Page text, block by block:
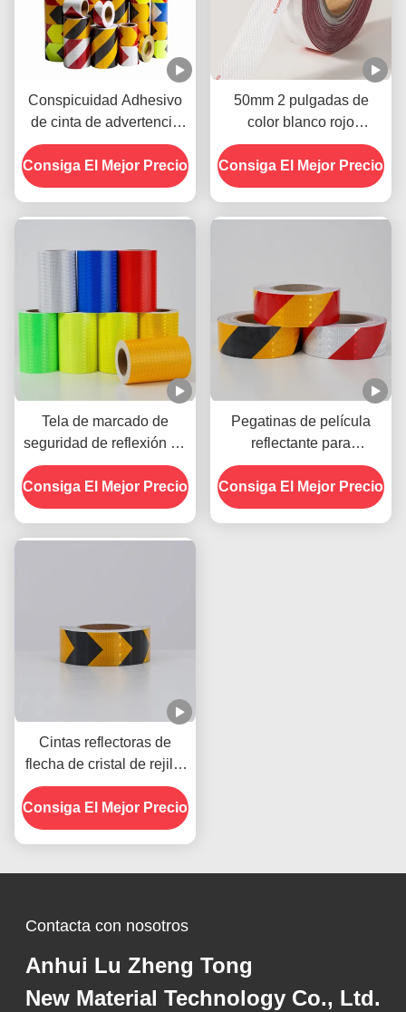
Conspicuidad Adhesivo
de cinta de advertencia
reflectante Biocolor
Negro Y Amarillo
Consiga El Mejor Precio
50mm 2 pulgadas de
color blanco rojo
adhesivo DOT C2
adhesivo de cinta de
seguridad reflectante en
Consiga El Mejor Precio
Tela de marcado de
seguridad de reflexión de
viscosidad de panal de
miel prismático brillante
rentable
Consiga El Mejor Precio
Pegatinas de película
reflectante para
cuadrícula de cristal,
vinilo reflectante
autoadhesivo para
Consiga El Mejor Precio
Cintas reflectoras de
flecha de cristal de rejilla
Cintas reflectoras de
advertencia para
remolques de vehículos
Consiga El Mejor Precio
Contacta con nosotros
Anhui Lu Zheng Tong
New Material Technology Co., Ltd.